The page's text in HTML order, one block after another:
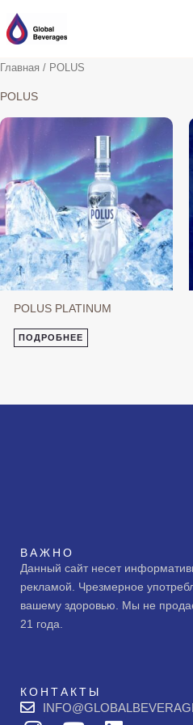
содержимому
Главная / POLUS
POLUS
POLUS PLATINUM
ПОДРОБНЕЕ
ВАЖНО
Данный сайт несет
рекламой. Чрезмерное
вашему здоровью. Мы не
21 года.
КОНТАКТЫ